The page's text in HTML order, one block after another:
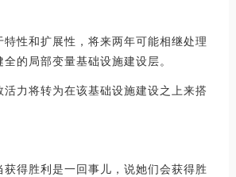
性和扩展性，将来两年可能相继处理
的局部变量基础设施建设层。
力将转为在该基础设施建设之上来搭
获得胜利是一回事儿，说她们会获得胜